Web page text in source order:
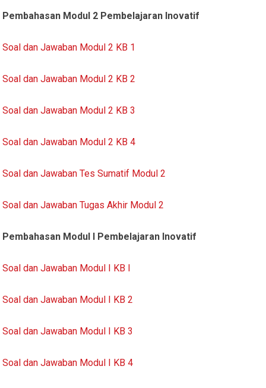
Pembahasan Modul 2 Pembelajaran Inovatif
Soal dan Jawaban Modul 2 KB 1
Soal dan Jawaban Modul 2 KB 2
Soal dan Jawaban Modul 2 KB 3
Soal dan Jawaban Modul 2 KB 4
Soal dan Jawaban Tes Sumatif Modul 2
Soal dan Jawaban Tugas Akhir Modul 2
Pembahasan Modul I Pembelajaran Inovatif
Soal dan Jawaban Modul I KB I
Soal dan Jawaban Modul I KB 2
Soal dan Jawaban Modul I KB 3
Soal dan Jawaban Modul I KB 4